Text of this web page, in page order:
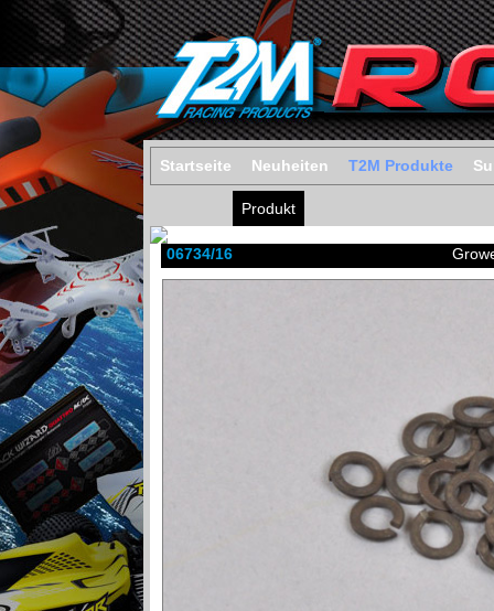
Startseite Neuheiten T2M Produkte
Produkt
06734/16